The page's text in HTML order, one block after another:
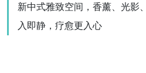
新中式雅致空间，香薰、光影
入即静，疗愈更入心